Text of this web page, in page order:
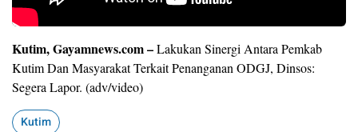
Kutim, Gayamnews.com –Lakukan Sinergi Antara Pemkab
Kutim Dan Masyarakat Terkait Penanganan ODGJ, Dinsos:
Segera Lapor. (adv/video)
Kutim